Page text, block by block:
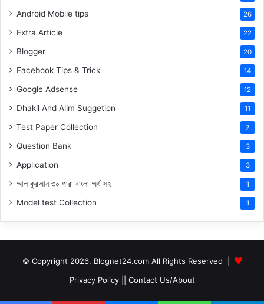
Android Mobile tips 26
Extra Article 22
Blogger 20
Facebook Tips & Trick 14
Google Adsense 12
Dhakil And Alim Suggetion 11
Test Paper Collection 7
Question Bank 3
Application 3
আল কুরআন ৩০ পারা বাংলা অর্থ সহ 1
Model test Collection 1
© Copyright 2026, Blognet24.com All Rights Reserved |
Privacy Policy|| Contact Us/About